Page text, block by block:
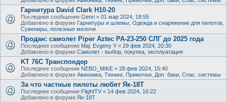
Гарнитура David Clark H10-20
Последнее сообщение Genri « 01 мар 2024, 18:55
Добавлено в форуме Гарнитуры и шлемы, Одежда и снаряжение для пилотов,
Сувениры, полезные мелочи
Продан: самолет Piper Aztec PA-23-250 СЛГ до 2025 года
Последнее сообщение Maj. Evgeny Y « 29 фев 2024, 20:30
Добавлено в форуме Самолет - выбор, покупка, эксплуатация
KT 76C Транспондер
Последнее сообщение NEBO_MIKE « 28 фев 2024, 15:40
Добавлено в форуме Авионика, Тюнинг, Примочки, Доп. баки, Спас. системы
За что частные пилоты любят Як-18Т
Последнее сообщение FlightTV « 14 фев 2024, 16:22
Добавлено в форуме Як-18Т